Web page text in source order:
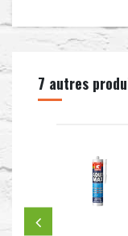
7 autres